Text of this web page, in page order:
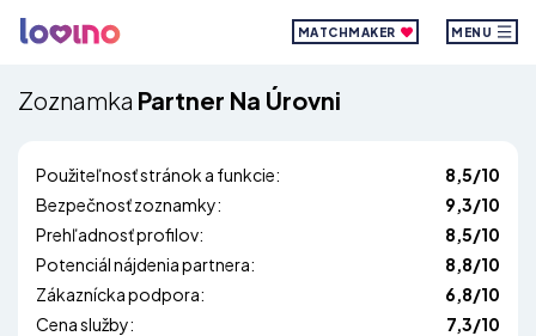
MATCHMAKER MENU
Zoznamka Partner Na Úrovni
Použiteľnosť stránok a funkcie:
8,5/10
Bezpečnosť zoznamky:
9,3/10
Prehľadnosť profilov:
8,5/10
Potenciál nájdenia partnera:
8,8/10
Zákaznícka podpora:
6,8/10
Cena služby:
7,3/10